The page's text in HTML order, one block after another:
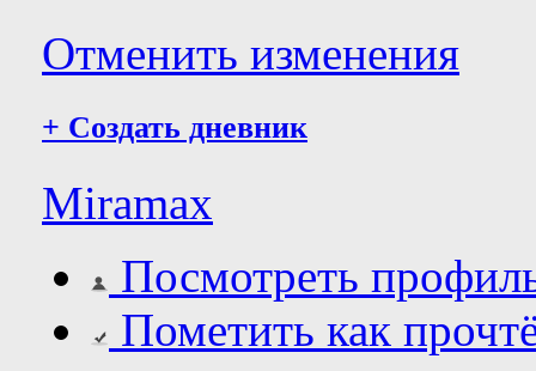
Отменить изменения
+ Создать дневник
Miramax
Посмотреть
Пометить как